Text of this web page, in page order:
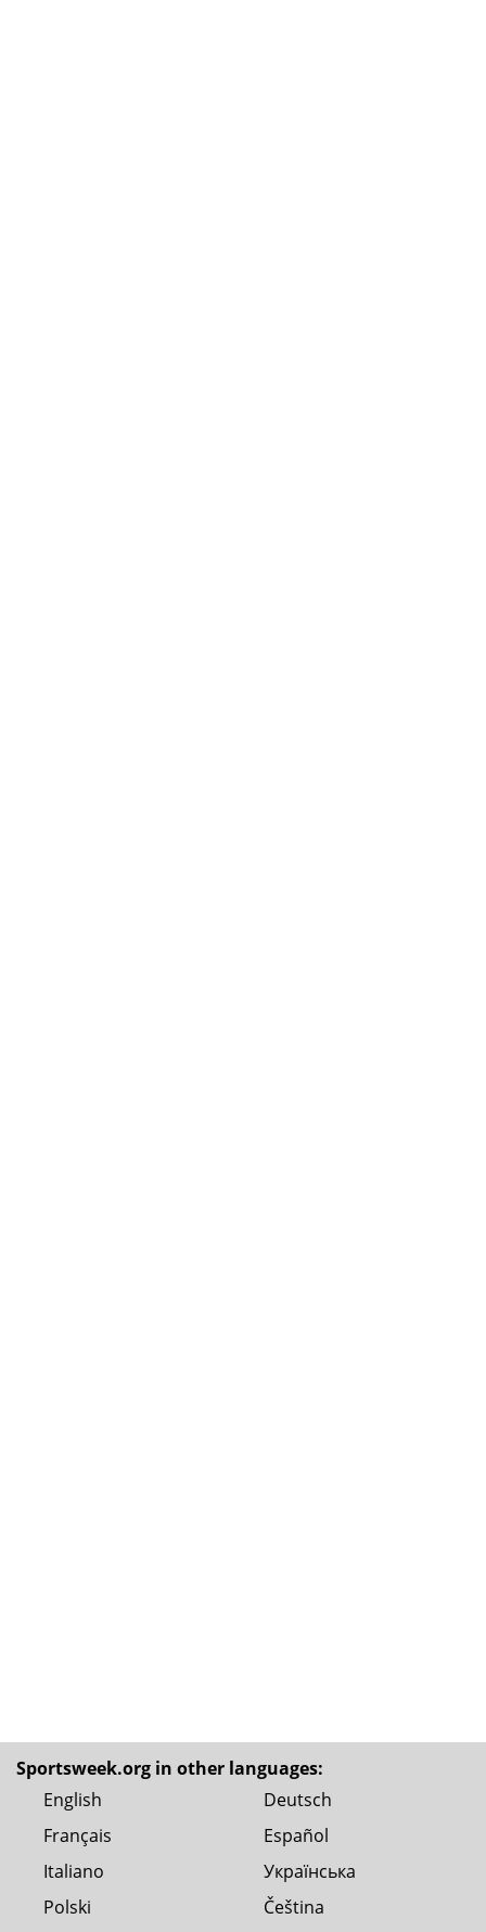
Sportsweek.org in other languages:
English
Deutsch
Français
Español
Italiano
Українська
Polski
Čeština